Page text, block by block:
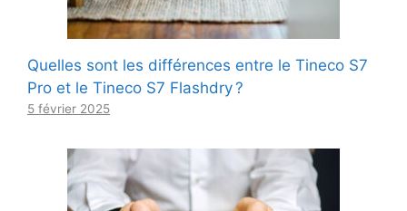
Quelles sont les différences entre le Tineco S7
Pro et le Tineco S7 Flashdry ?
5 février 2025